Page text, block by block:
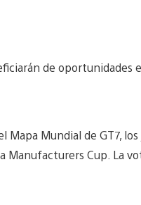
de oportunidades
Mapa Mundial de GT7,
Manufacturers Cup. La